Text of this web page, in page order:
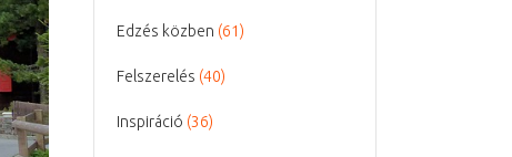
Edzés közben (61)
Felszerelés (40)
Inspiráció (36)